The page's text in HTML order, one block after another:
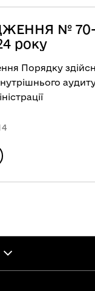
№ 70-
року
Порядку